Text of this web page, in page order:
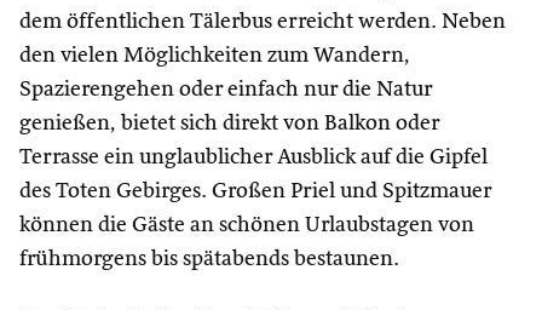
dem öffentlichen Tälerbus erreicht werden. Neben
den vielen Möglichkeiten zum Wandern,
Spazierengehen oder einfach nur die Natur
genießen, bietet sich direkt von Balkon oder
Terrasse ein unglaublicher Ausblick auf die Gipfel
des Toten Gebirges. Großen Priel und Spitzmauer
können die Gäste an schönen Urlaubstagen von
frühmorgens bis spätabends bestaunen.